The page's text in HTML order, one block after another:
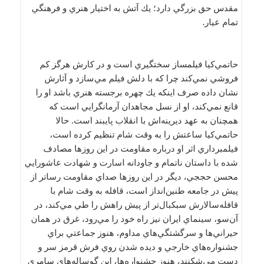
مقدس حق بزرگي دارد؛ يك آتش به اختيار هنري و فرهنگي
تمام عيار.
حاتمي‌كيا فيلمساز سختگيري است و در كارش هرگز كم
فروشي نمي‌كند چرا كه با دلش فيلم مي‌سازد و آثارش
نشان داده صرف اينكه يك چهره برجسته هنري باشد او را
قانع نمي‌كند، او از نسل مجاهدان آرمانگرايي است كه
همچنان به عهد ديرينه‌اش با انقلاب پايبند است. حالا
حاتمي‌كيا ساعتش را به وقت شام تنظيم كرده است،
فيلمبرداري اثر او درباره مقاومت در اين روزها مصادف
شده با داستان ناتمام و جاودانه اسارت و شهادت عاشورايي
محسن حججي، ديگر در اين روزها صداي مقاومت رساتر از
پيش در جامعه طنين‌انداز است، قافله به وقت شام با
قافله‌سالارش سبكبال‌تر از پيش راهش را طي مي‌كند، در
آن‌سو، سينماي ايران نيز راه خود را مي‌رود، غرق در همان
حيراني‌ها و سرگشتگي‌هاي مداوم، هنوز جماعتي براي
جشنواره‌هاي خارجي و ديده شدن روي فرش قرمز سر و
دست مي‌شكنند، هنوز جشنواره‌ها، اين گوساله‌هاي سامري